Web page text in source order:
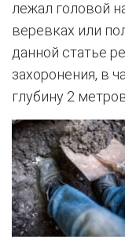
лежал головой
веревках или
данной статье
захоронения, в
глубину 2